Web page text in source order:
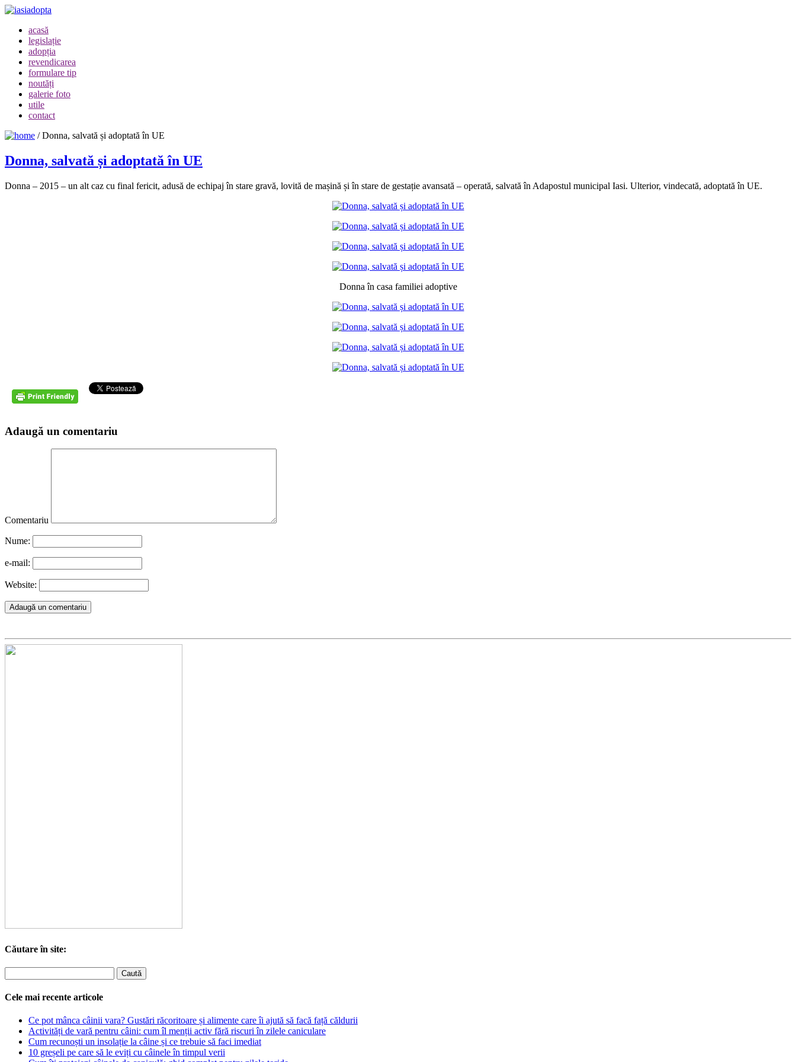
acasă
legislație
adopția
revendicarea
formulare tip
noutăți
galerie foto
utile
contact
/Donna, salvată și adoptată în UE
Donna, salvată și adoptată în UE
Donna – 2015 – un alt caz cu final fericit, adusă de echipaj în stare gravă, lovită de mașină și în stare de gestație avansată – operată, salvată în Adapostul municipal Iasi. Ulterior, vindecată, adoptată în UE.
Donna în casa familiei adoptive
Adaugă un comentariu
Comentariu
Nume:
e-mail:
Website:
Căutare în site:
Cele mai recente articole
Ce pot mânca câinii vara? Gustări răcoritoare și alimente care îi ajută să facă față căldurii
Activități de vară pentru câini: cum îl menții activ fără riscuri în zilele caniculare
Cum recunoști un insolație la câine și ce trebuie să faci imediat
10 greșeli pe care să le eviți cu câinele în timpul verii